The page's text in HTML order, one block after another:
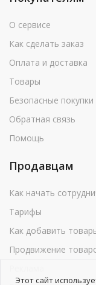
О сервисе
Как сделать заказ
Оплата и доставка
Товары
Безопасные покупки
Обратная связь
Помощь
Продавцам
Как начать
Тарифы
Как добавить
Продвижение
Этот сайт